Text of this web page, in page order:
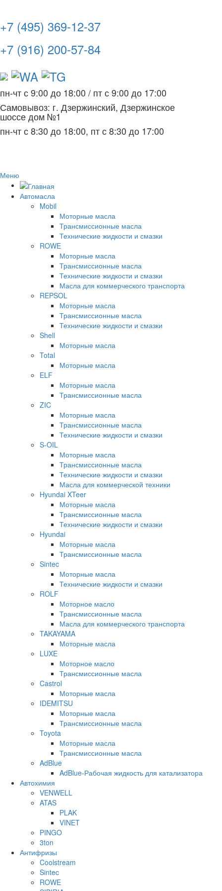
+7 (495) 369-12-37
+7 (916) 200-57-84
пн-чт с 9:00 до 18:00 / пт с 9:00 до 17:00
Самовывоз: г. Дзержинский, Дзержинское
шоссе дом №1
пн-чт с 8:30 до 18:00, пт с 8:30 до 17:00
Меню
Автомасла
Mobil
Моторные масла
Трансмиссионные масла
Технические жидкости и смазки
ROWE
Моторные масла
Трансмиссионные масла
Технические жидкости и смазки
Масла для коммерческого транспорта
REPSOL
Моторные масла
Трансмиссионные масла
Технические жидкости и смазки
Shell
Моторные масла
Total
Моторные масла
ELF
Моторные масла
Трансмиссионные масла
ZIC
Моторные масла
Трансмиссионные масла
Технические жидкости и смазки
S-OIL
Моторные масла
Трансмиссионные масла
Технические жидкости и смазки
Масла для коммерческой техники
Hyundai XTeer
Моторные масла
Трансмиссионные масла
Технические жидкости и смазки
Hyundai
Моторные масла
Трансмиссионные масла
Sintec
Моторные масла
Технические жидкости и смазки
ROLF
Моторное масло
Трансмиссионные масла
Масла для коммерческого транспорта
TAKAYAMA
Моторные масла
LUXE
Моторное масло
Трансмиссионные масла
Castrol
Моторные масла
IDEMITSU
Моторные масла
Трансмиссионные масла
Toyota
Моторные масла
Трансмиссионные масла
AdBlue
AdBlue-Рабочая жидкость для катализатора
Автохимия
VENWELL
ATAS
PLAK
VINET
PINGO
3ton
Антифризы
Coolstream
Sintec
ROWE